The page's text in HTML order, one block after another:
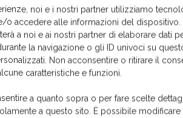
noi e i nostri partner utilizziamo
o accedere alle informazioni del dispositivo.
a noi e ai nostri partner di elaborare dati
la navigazione o gli ID univoci su
Non acconsentire o ritirare il
caratteristiche e funzioni.
a quanto sopra o per fare scelte
a questo sito. È possibile modificare